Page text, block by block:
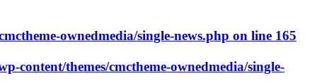
ownedmedia/single-news.php on line 165
content/themes/cmctheme-ownedmedia/single-